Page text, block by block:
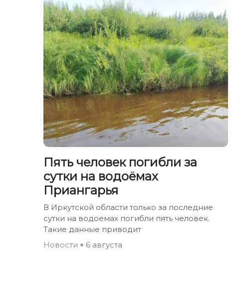
Пять человек погибли за
сутки на водоёмах
Приангарья
В Иркутской области только за последние
сутки на водоемах погибли пять человек.
Такие данные приводит
Новости
6 августа